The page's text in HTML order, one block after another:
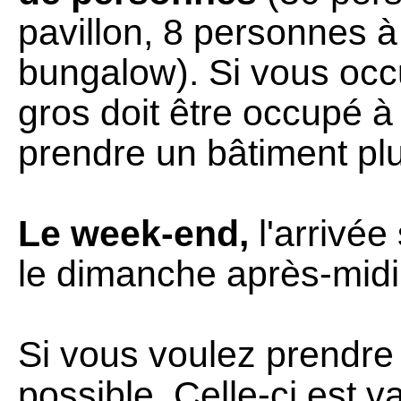
pavillon, 8 personnes
bungalow). Si vous
gros doit être occupé
prendre un bâtiment
Le week-end, l'arrivée
le dimanche après-
Si vous voulez